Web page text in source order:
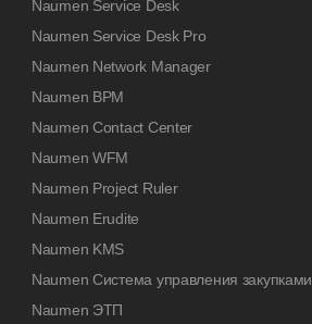
Naumen Service Desk
Naumen Service Desk Pro
Naumen Network Manager
Naumen BPM
Naumen Contact Center
Naumen WFM
Naumen Project Ruler
Naumen Erudite
Naumen KMS
Naumen Система управления закупками
Naumen ЭТП